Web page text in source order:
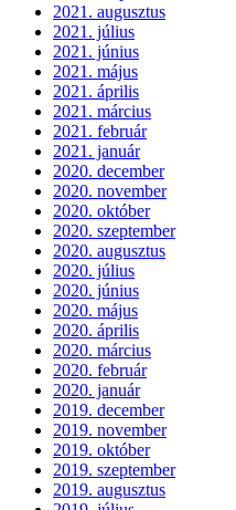
2021. augusztus
2021. július
2021. június
2021. május
2021. április
2021. március
2021. február
2021. január
2020. december
2020. november
2020. október
2020. szeptember
2020. augusztus
2020. július
2020. június
2020. május
2020. április
2020. március
2020. február
2020. január
2019. december
2019. november
2019. október
2019. szeptember
2019. augusztus